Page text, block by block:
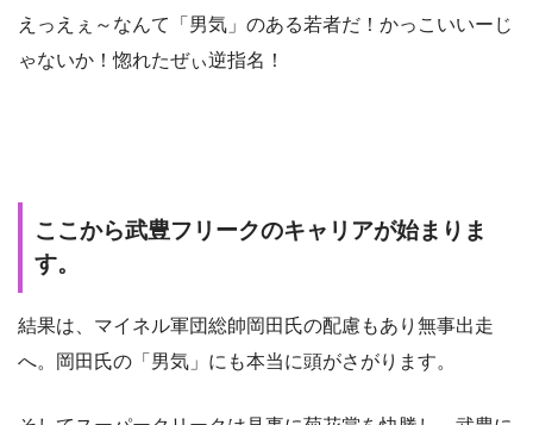
えっえぇ～なんて「男気」のある若者だ！かっこいいーじ
ゃないか！惚れたぜぃ逆指名！
ここから武豊フリークのキャリアが始まりま
す。
結果は、マイネル軍団総帥岡田氏の配慮もあり無事出走
へ。岡田氏の「男気」にも本当に頭がさがります。